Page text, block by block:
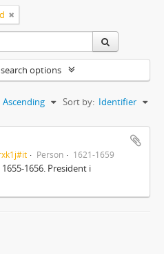
options
Sort by: Identifier
Ascending
Person 1621-1659
1656. President i